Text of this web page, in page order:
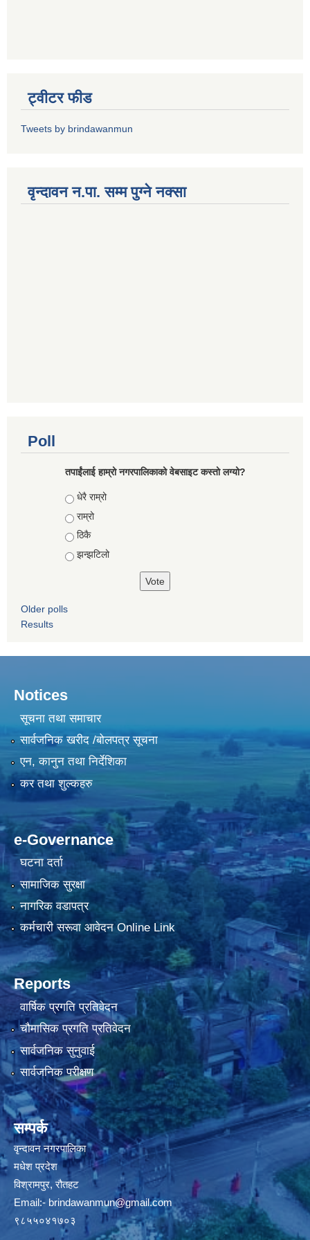
ट्वीटर फीड
Tweets by brindawanmun
वृन्दावन न.पा. सम्म पुग्ने नक्सा
Poll
तपाईंलाई हाम्रो नगरपालिकाको वेबसाइट कस्तो लग्यो?
Choices
धेरै राम्रो
राम्रो
ठिकै
झन्झटिलो
Older polls
Results
Notices
सूचना तथा समाचार
सार्वजनिक खरीद /बोलपत्र सूचना
एन, कानुन तथा निर्देशिका
कर तथा शुल्कहरु
e-Governance
घटना दर्ता
सामाजिक सुरक्षा
नागरिक वडापत्र
कर्मचारी सरूवा आवेदन Online Link
Reports
वार्षिक प्रगति प्रतिवेदन
चौमासिक प्रगति प्रतिवेदन
सार्वजनिक सुनुवाई
सार्वजनिक परीक्षण
सम्पर्क
वृन्दावन नगरपालिका
मधेश प्रदेश
विश्रामपुर, रौतहट
Email:- brindawanmun@gmail.com
९८५५०४१७०३